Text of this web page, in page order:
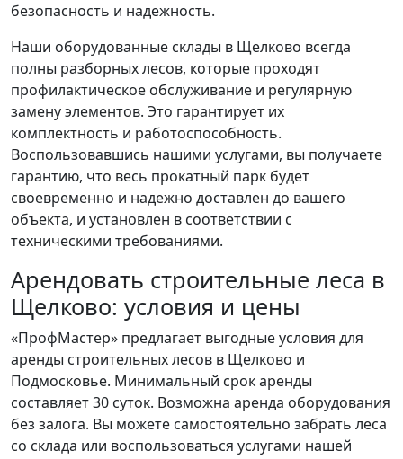
безопасность и надежность.
Наши оборудованные склады в Щелково всегда
полны разборных лесов, которые проходят
профилактическое обслуживание и регулярную
замену элементов. Это гарантирует их
комплектность и работоспособность.
Воспользовавшись нашими услугами, вы получаете
гарантию, что весь прокатный парк будет
своевременно и надежно доставлен до вашего
объекта, и установлен в соответствии с
техническими требованиями.
Арендовать строительные леса в
Щелково: условия и цены
«ПрофМастер» предлагает выгодные условия для
аренды строительных лесов в Щелково и
Подмосковье. Минимальный срок аренды
составляет 30 суток. Возможна аренда оборудования
без залога. Вы можете самостоятельно забрать леса
со склада или воспользоваться услугами нашей